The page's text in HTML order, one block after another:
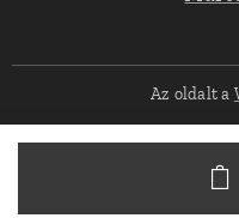
Az oldalt a